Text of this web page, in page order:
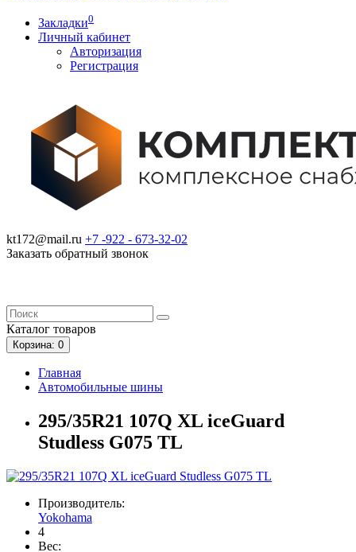
Закладки0
Личный кабинет
Авторизация
Регистрация
kt172@mail.ru +7 -922 - 673-32-02
Заказать обратный звонок
Каталог товаров
Корзина: 0
Главная
Автомобильные шины
295/35R21 107Q XL iceGuard
Studless G075 TL
Производитель:
Yokohama
4
Вес: